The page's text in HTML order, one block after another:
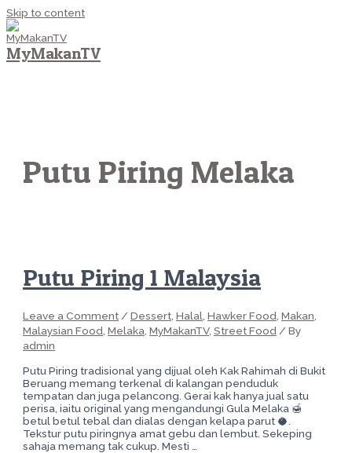
Skip to content
MyMakanTV
Putu Piring Melaka
Putu Piring 1 Malaysia
Leave a Comment/Dessert,Halal,Hawker Food,Makan,
Malaysian Food,Melaka,MyMakanTV,Street Food/ By
admin
Putu Piring tradisional yang dijual oleh Kak Rahimah di Bukit
Beruang memang terkenal di kalangan penduduk
tempatan dan juga pelancong. Gerai kak hanya jual satu
perisa, iaitu original yang mengandungi Gula Melaka 🍯
betul betul tebal dan dialas dengan kelapa parut 🥥.
Tekstur putu piringnya amat gebu dan lembut. Sekeping
sahaja memang tak cukup. Mesti …